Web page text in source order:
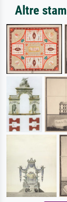
Altre